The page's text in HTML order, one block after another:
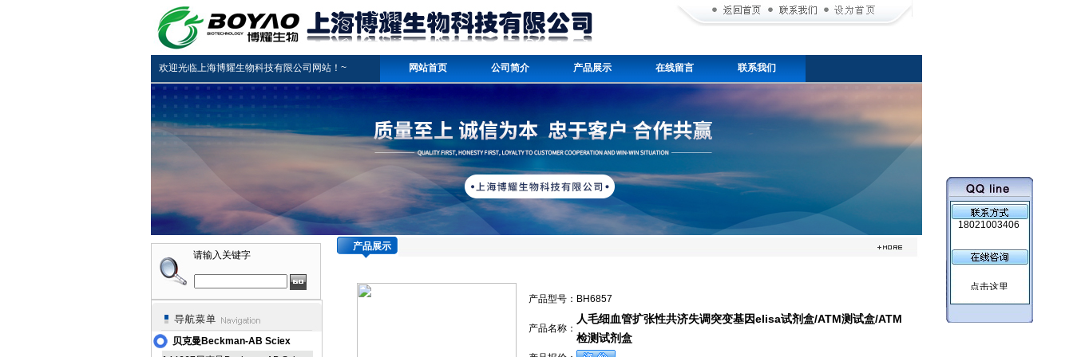
欢迎光临上海博耀生物科技有限公司网站！~ 网站首页 公司简介 产品展示 在线留言 联系我们
18021003406
请输入关键字
贝克曼Beckman-AB Sciex
产品展示
产品型号： BH6857
产品名称：
人毛细血管扩张性共济失调突变基因elisa试剂盒/ATM测试盒/ATM
检测试剂盒